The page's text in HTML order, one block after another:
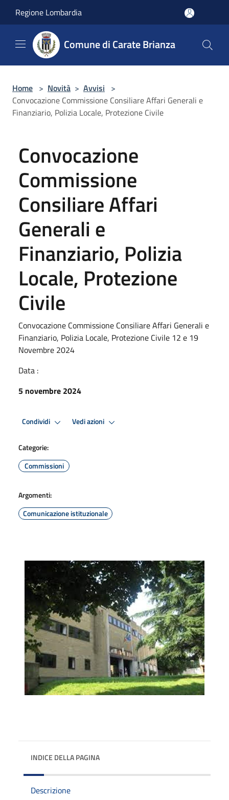
Regione Lombardia
Comune di Carate Brianza
Home > Novità > Avvisi >
Convocazione Commissione Consiliare Affari Generali e
Finanziario, Polizia Locale, Protezione Civile
Convocazione
Commissione
Consiliare Affari
Generali e
Finanziario, Polizia
Locale, Protezione
Civile
Convocazione Commissione Consiliare Affari Generali e
Finanziario, Polizia Locale, Protezione Civile 12 e 19
Novembre 2024
Data :
5 novembre 2024
Condividi Vedi azioni
Categorie:
Commissioni
Argomenti:
Comunicazione istituzionale
INDICE DELLA PAGINA
Descrizione